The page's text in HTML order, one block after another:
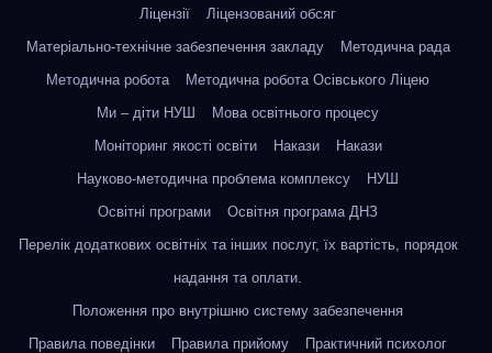
Ліцензії
Ліцензований обсяг
Матеріально-технічне забезпечення закладу
Методична рада
Методична робота
Методична робота Осівського Ліцею
Ми – діти НУШ
Мова освітнього процесу
Моніторинг якості освіти
Накази
Накази
Науково-методична проблема комплексу
НУШ
Освітні програми
Освітня програма ДНЗ
Перелік додаткових освітніх та інших послуг, їх вартість, порядок
надання та оплати.
Положення про внутрішню систему забезпечення
Правила поведінки
Правила прийому
Практичний психолог